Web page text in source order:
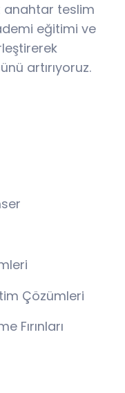
anahtar teslim
eğitimi ve
artırıyoruz.
Çözümleri
Fırınları